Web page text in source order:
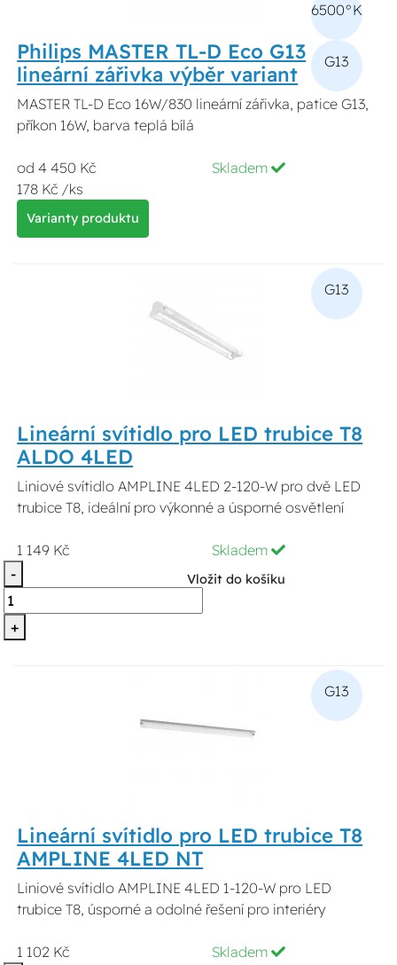
6500°K
G13
Philips MASTER TL-D Eco G13
lineární zářivka výběr variant
MASTER TL-D Eco 16W/830 lineární zářivka, patice G13,
příkon 16W, barva teplá bílá
od 4 450 Kč
178 Kč /ks
Skladem
Varianty produktu
G13
Lineární svítidlo pro LED trubice T8
ALDO 4LED
Liniové svítidlo AMPLINE 4LED 2-120-W pro dvě LED
trubice T8, ideální pro výkonné a úsporné osvětlení
1 149 Kč
Skladem
-
+
Vložit do košíku
G13
Lineární svítidlo pro LED trubice T8
AMPLINE 4LED NT
Liniové svítidlo AMPLINE 4LED 1-120-W pro LED
trubice T8, úsporné a odolné řešení pro interiéry
1 102 Kč
Skladem